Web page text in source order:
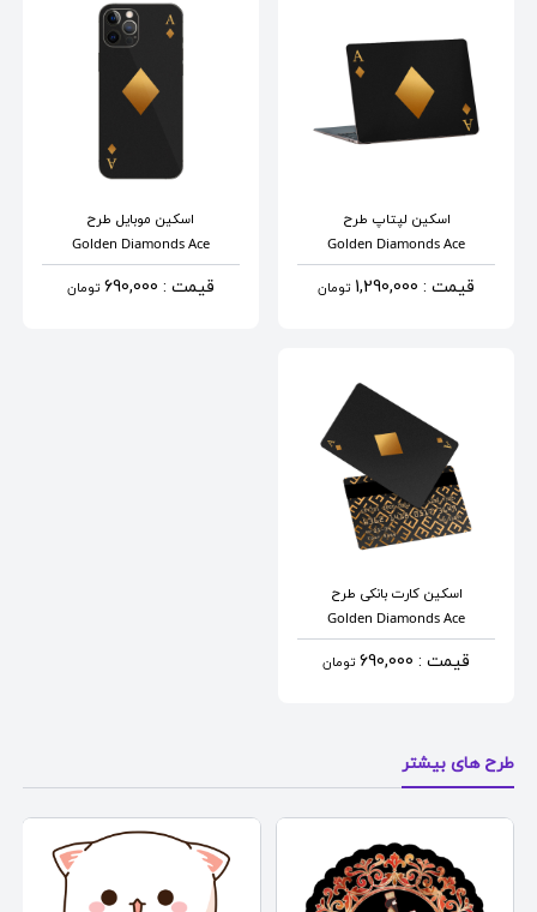
اسکین لپتاپ طرح
Golden Diamonds Ace
قیمت : 1,290,000 تومان
اسکین موبایلطرح
Golden Diamonds Ace
قیمت : 690,000 تومان
اسکین کارت بانکی طرح
Golden Diamonds Ace
قیمت : 690,000 تومان
طرح های بیشتر